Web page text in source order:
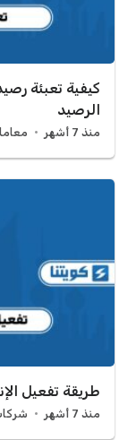
الرصيد
منذ 7 أشهر
طريقة تفعيل
منذ 7 أشهر